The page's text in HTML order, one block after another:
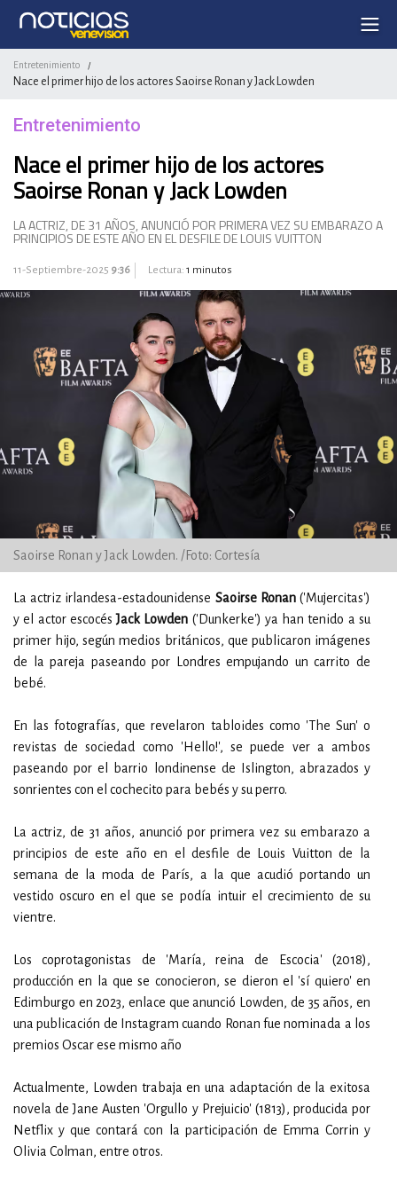
Entretenimiento /
Nace el primer hijo de los actores Saoirse Ronan y Jack Lowden
Entretenimiento
Nace el primer hijo de los actores
Saoirse Ronan y Jack Lowden
LA ACTRIZ, DE 31 AÑOS, ANUNCIÓ POR PRIMERA VEZ SU EMBARAZO A
PRINCIPIOS DE ESTE AÑO EN EL DESFILE DE LOUIS VUITTON
11-Septiembre-2025 9:36 Lectura: 1 minutos
Saoirse Ronan y Jack Lowden. /Foto: Cortesía
La actriz irlandesa-estadounidense Saoirse Ronan('Mujercitas')
y el actor escocésJack Lowden ('Dunkerke') ya han tenido a su
primer hijo, según medios británicos, que publicaron imágenes
de la pareja paseando por Londres empujando un carrito de
bebé.
En las fotografías, que revelaron tabloides como 'The Sun' o
revistas de sociedad como 'Hello!', se puede ver a ambos
paseando por el barrio londinense de Islington, abrazados y
sonrientes con el cochecito para bebés y su perro.
La actriz, de 31 años, anunció por primera vez su embarazo a
principios de este año en el desfile de Louis Vuitton de la
semana de la moda de París, a la que acudió portando un
vestido oscuro en el que se podía intuir el crecimiento de su
vientre.
Los coprotagonistas de 'María, reina de Escocia' (2018),
producción en la que se conocieron, se dieron el 'sí quiero' en
Edimburgo en 2023, enlace que anunció Lowden, de 35 años, en
una publicación de Instagram cuando Ronan fue nominada a los
premios Oscar ese mismo año
Actualmente, Lowden trabaja en una adaptación de la exitosa
novela de Jane Austen 'Orgullo y Prejuicio' (1813), producida por
Netflix y que contará con la participación de Emma Corrin y
Olivia Colman, entre otros.